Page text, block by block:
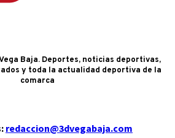
Baja. Deportes, noticias deportivas,
y toda la actualidad deportiva de la
comarca
redaccion@3dvegabaja.com